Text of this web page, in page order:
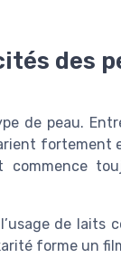
des
de peau.
fortement
commence
de laits
forme un